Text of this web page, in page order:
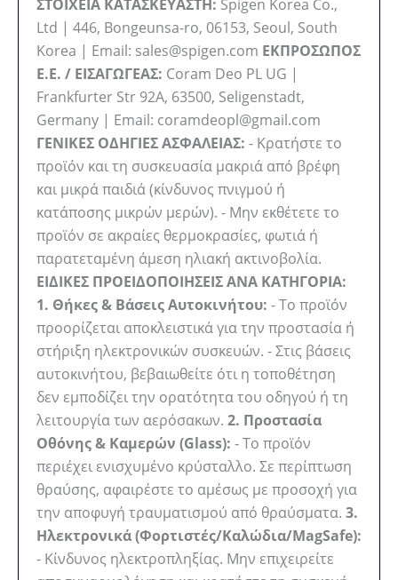
ΣΤΟΙΧΕΙΑ ΚΑΤΑΣΚΕΥΑΣΤΗ: Spigen Korea Co.,
Ltd | 446, Bongeunsa-ro, 06153, Seoul, South
Korea | Email: sales@spigen.com ΕΚΠΡΟΣΩΠΟΣ
Ε.Ε. / ΕΙΣΑΓΩΓΕΑΣ: Coram Deo PL UG |
Frankfurter Str 92A, 63500, Seligenstadt,
Germany | Email: coramdeopl@gmail.com
ΓΕΝΙΚΕΣ ΟΔΗΓΙΕΣ ΑΣΦΑΛΕΙΑΣ: - Κρατήστε το
προϊόν και τη συσκευασία μακριά από βρέφη
και μικρά παιδιά (κίνδυνος πνιγμού ή
κατάποσης μικρών μερών). - Μην εκθέτετε το
προϊόν σε ακραίες θερμοκρασίες, φωτιά ή
παρατεταμένη άμεση ηλιακή ακτινοβολία.
ΕΙΔΙΚΕΣ ΠΡΟΕΙΔΟΠΟΙΗΣΕΙΣ ΑΝΑ ΚΑΤΗΓΟΡΙΑ:
1. Θήκες & Βάσεις Αυτοκινήτου: - Το προϊόν
προορίζεται αποκλειστικά για την προστασία ή
στήριξη ηλεκτρονικών συσκευών. - Στις βάσεις
αυτοκινήτου, βεβαιωθείτε ότι η τοποθέτηση
δεν εμποδίζει την ορατότητα του οδηγού ή τη
λειτουργία των αερόσακων. 2. Προστασία
Οθόνης & Καμερών (Glass): - Το προϊόν
περιέχει ενισχυμένο κρύσταλλο. Σε περίπτωση
θραύσης, αφαιρέστε το αμέσως με προσοχή για
την αποφυγή τραυματισμού από θραύσματα. 3.
Ηλεκτρονικά (Φορτιστές/Καλώδια/MagSafe):
- Κίνδυνος ηλεκτροπληξίας. Μην επιχειρείτε